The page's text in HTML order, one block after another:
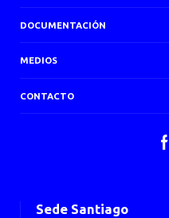
DOCUMENTACIÓN
MEDIOS
CONTACTO
Sede Santiago